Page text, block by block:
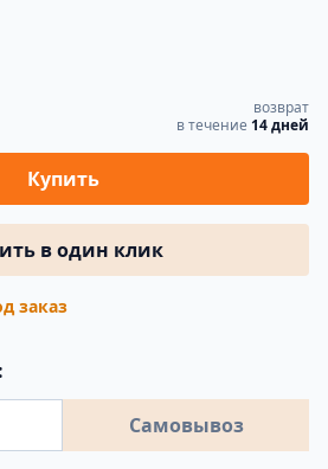
возврат
в течение 14 дней
Купить
в один клик
заказ
Самовывоз